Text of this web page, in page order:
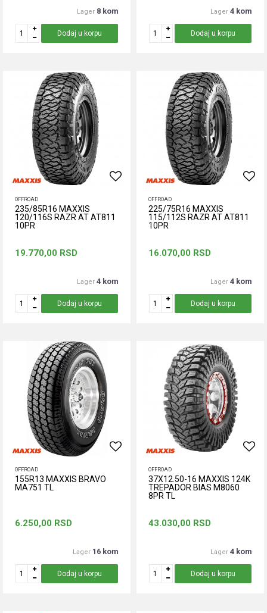
Lager 8 kom
Dodaj u korpu
Lager 4 kom
Dodaj u korpu
OFFROAD
235/85R16 MAXXIS
120/116S RAZR AT AT811
10PR
19.770,00 RSD
Lager 4 kom
Dodaj u korpu
OFFROAD
225/75R16 MAXXIS
115/112S RAZR AT AT811
10PR
16.070,00 RSD
Lager 4 kom
Dodaj u korpu
OFFROAD
155R13 MAXXIS BRAVO
MA751 TL
6.250,00 RSD
Lager 16 kom
Dodaj u korpu
OFFROAD
37X12.50-16 MAXXIS 124K
TREPADOR BIAS M8060
8PR TL
43.030,00 RSD
Lager 4 kom
Dodaj u korpu